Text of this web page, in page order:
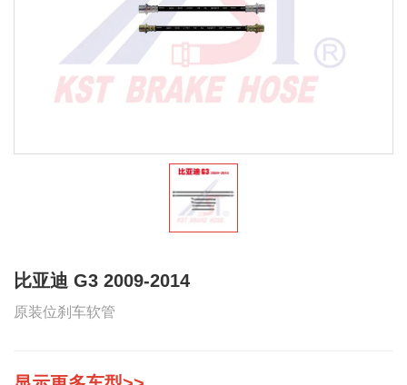
比亚迪 G3 2009-2014
原装位刹车软管